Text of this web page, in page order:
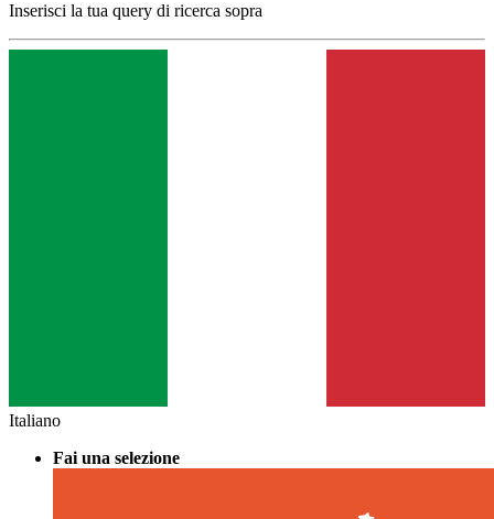
Inserisci la tua query di ricerca sopra
Italiano
Fai una selezione